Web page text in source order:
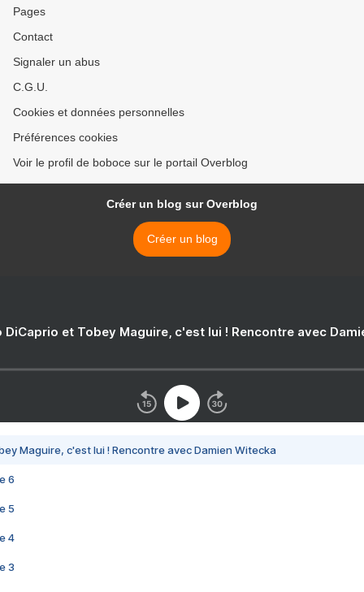
Pages
Contact
Signaler un abus
C.G.U.
Cookies et données personnelles
Préférences cookies
Voir le profil de boboce sur le portail Overblog
Créer un blog sur Overblog
Créer un blog
DiCaprio et Tobey Maguire, c'est lui ! Rencontre avec
Maguire, c'est lui ! Rencontre avec Damien Witecka
6
5
4
3